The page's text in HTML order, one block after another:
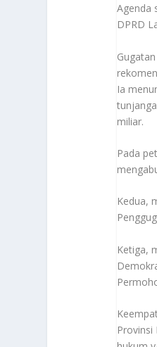
Agenda
DPRD
Ia
miliar.
Pada
Kedua,
Ketiga,